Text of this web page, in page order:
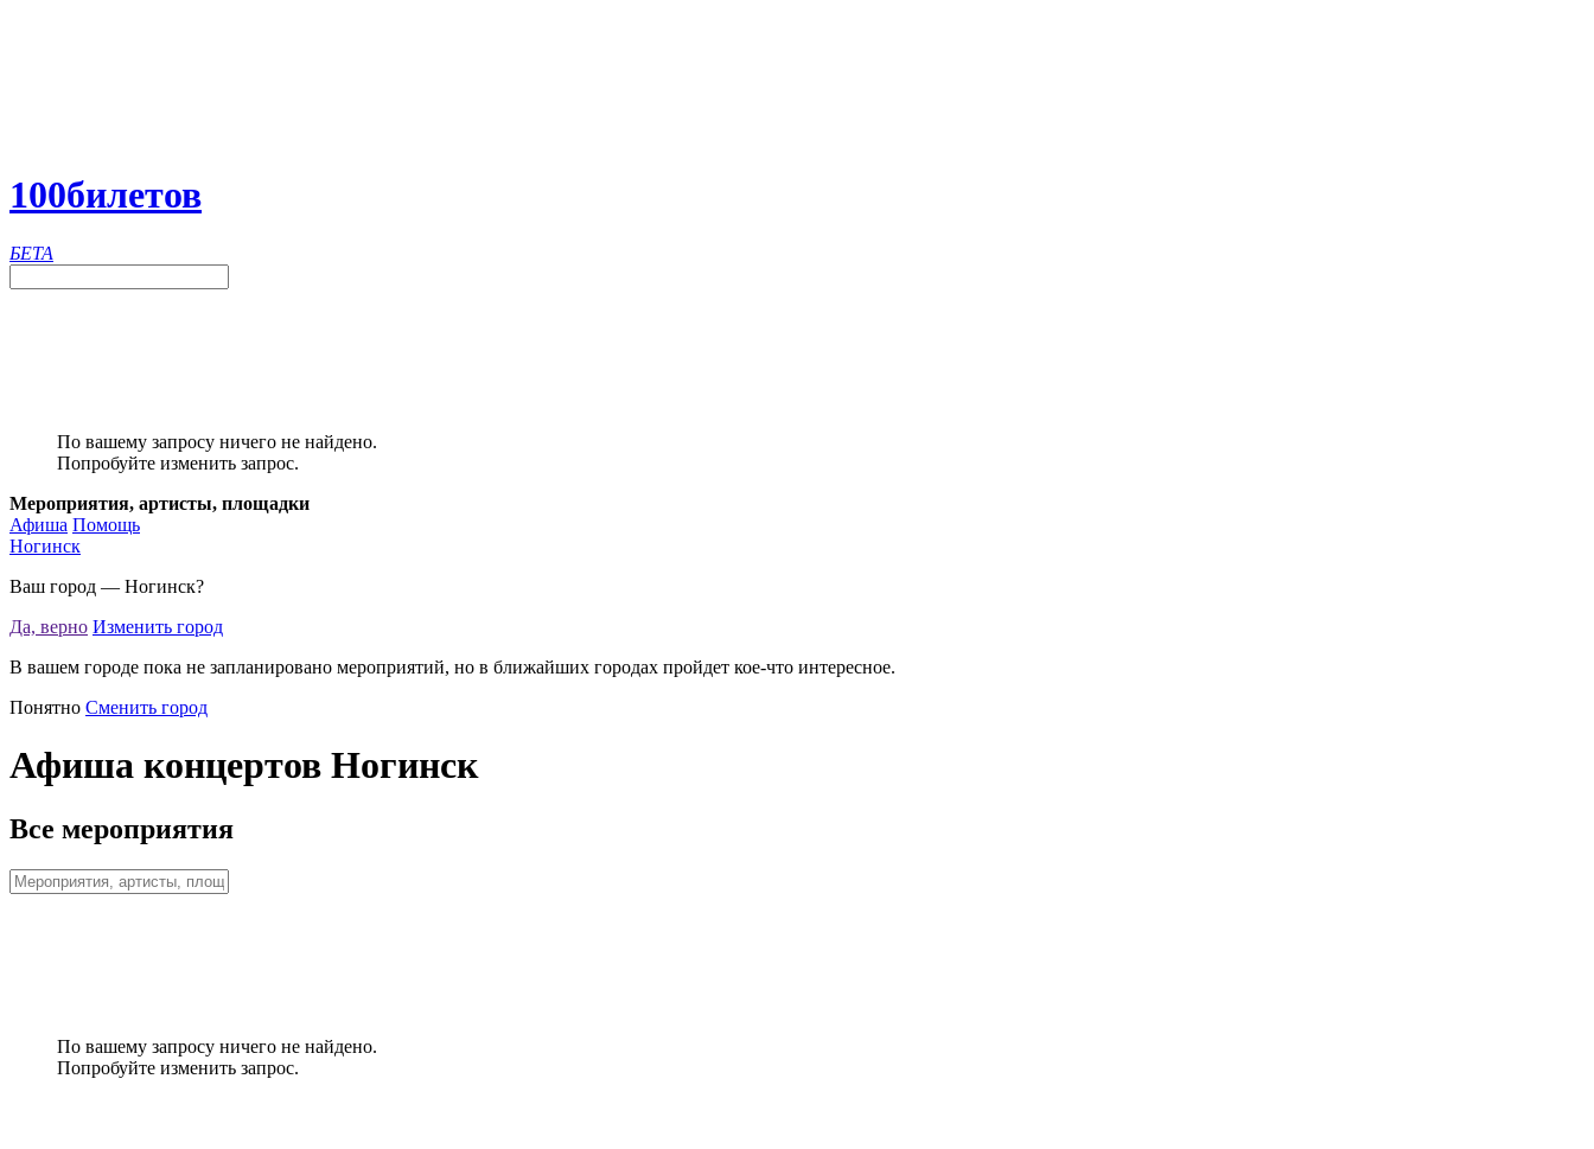
100билетов
БЕТА
По вашему запросу ничего не найдено.
Попробуйте изменить запрос.
Мероприятия, артисты, площадки
Афиша Помощь
Ногинск
Ваш город — Ногинск?
Да, верно Изменить город
В вашем городе пока не запланировано мероприятий, но в ближайших городах пройдет кое-что интересное.
Понятно Сменить город
Афиша концертов Ногинск
Все мероприятия
По вашему запросу ничего не найдено.
Попробуйте изменить запрос.